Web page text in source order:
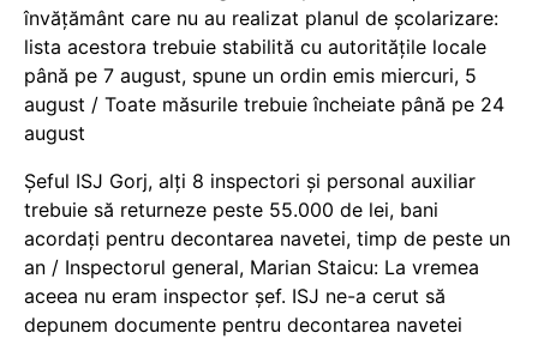
învățământ care nu au realizat planul de școlarizare:
lista acestora trebuie stabilită cu autoritățile locale
până pe 7 august, spune un ordin emis miercuri, 5
august / Toate măsurile trebuie încheiate până pe 24
august
Șeful ISJ Gorj, alți 8 inspectori și personal auxiliar
trebuie să returneze peste 55.000 de lei, bani
acordați pentru decontarea navetei, timp de peste un
an / Inspectorul general, Marian Staicu: La vremea
aceea nu eram inspector șef. ISJ ne-a cerut să
depunem documente pentru decontarea navetei